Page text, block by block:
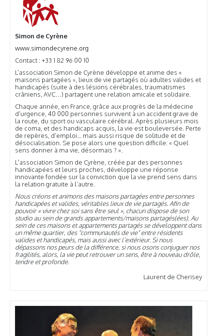
Simon de Cyrène
www.simondecyrene.org
Contact : +33 1 82 96 00 10
L’association Simon de Cyrène développe et anime des «
maisons partagées », lieux de vie partagés où adultes valides et
handicapés (suite à des lésions cérébrales, traumatismes
crâniens, AVC…) partagent une relation amicale et solidaire.
Chaque année, en France, grâce aux progrès de la médecine
d’urgence, 40 000 personnes survivent à un accident grave de
la route, du sport ou vasculaire cérébral. Après plusieurs mois
de coma, et des handicaps acquis, la vie est bouleversée. Perte
de repères, d’emploi... mais aussi risque de solitude et de
désocialisation. Se pose alors une question difficile: « Quel
sens donner à ma vie, désormais ? ».
L'association Simon de Cyrène, créée par des personnes
handicapées et leurs proches, développe une réponse
innovante fondée sur la conviction que la vie prend sens dans
la relation gratuite à l’autre.
Nous créons et animons des maisons partagées entre personnes
handicapées et valides, véritables lieux de vie partagés. Afin de
pouvoir « vivre chez soi sans être seul », chacun dispose de son
studio au sein de grands appartements/maisons partagés(ées). Au
sein de ces maisons et appartements partagés se développent dans
un même quartier, des "communautés de vie" entre résidents
valides et handicapés, mais aussi avec l’extérieur. Si nous
dépassons nos peurs de la différence, si nous osons conjuguer nos
fragilités, alors, la vie peut retrouver un sens, être à nouveau drôle,
tendre et profonde.
Laurent de Cherisey